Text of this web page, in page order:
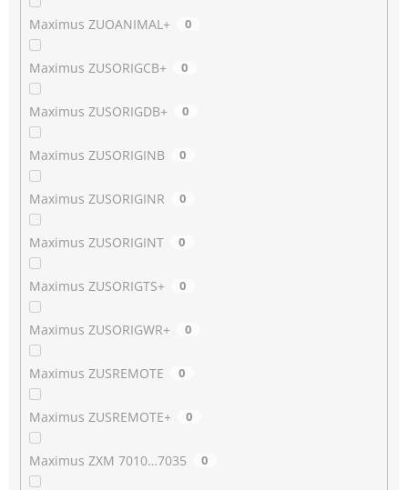
Maximus ZUOANIMAL+ 0
Maximus ZUSORIGCB+ 0
Maximus ZUSORIGDB+ 0
Maximus ZUSORIGINB 0
Maximus ZUSORIGINR 0
Maximus ZUSORIGINT 0
Maximus ZUSORIGTS+ 0
Maximus ZUSORIGWR+ 0
Maximus ZUSREMOTE 0
Maximus ZUSREMOTE+ 0
Maximus ZXM 7010…7035 0